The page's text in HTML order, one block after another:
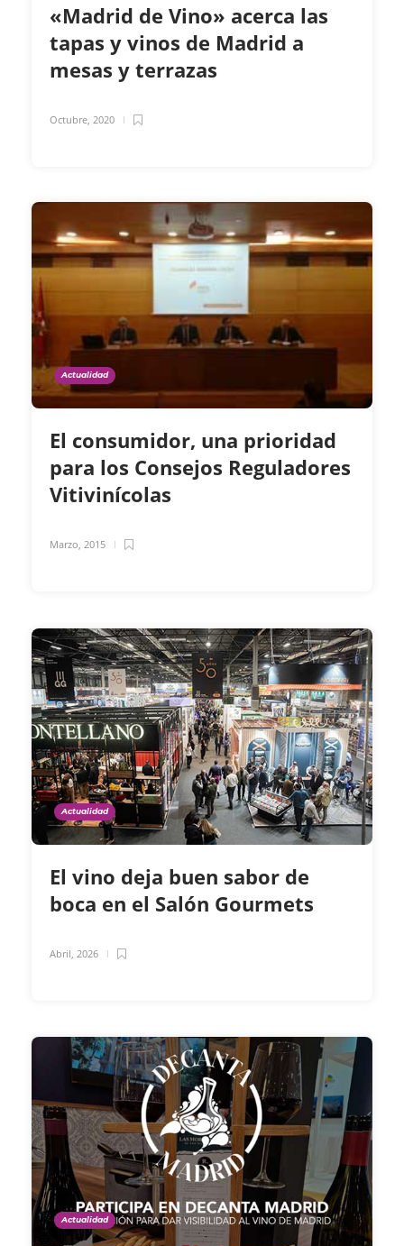
«Madrid de Vino» acerca las
tapas y vinos de Madrid a
mesas y terrazas
Octubre, 2020
Actualidad
El consumidor, una prioridad
para los Consejos Reguladores
Vitivinícolas
Marzo, 2015
Actualidad
El vino deja buen sabor de
boca en el Salón Gourmets
Abril, 2026
Actualidad